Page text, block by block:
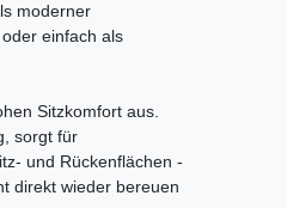
moderner
einfach als
Sitzkomfort aus.
sorgt für
und Rückenflächen -
direkt wieder bereuen